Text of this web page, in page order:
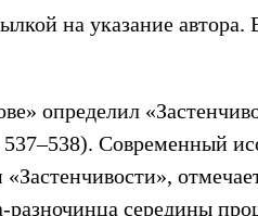
на указание
определил
Современный
середины